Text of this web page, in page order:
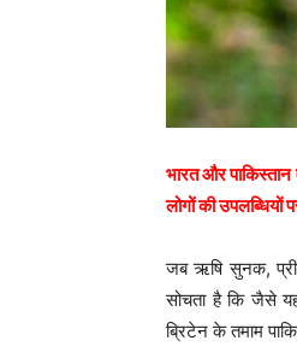
भारत और
लोगों की
जब ऋषि सुनक,
सोचता है कि जैसे
ब्रिटेन के तमाम